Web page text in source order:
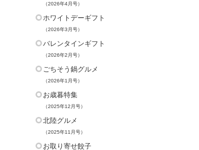
（2026年4月号）
ホワイトデーギフト
（2026年3月号）
バレンタインギフト
（2026年2月号）
ごちそう鍋グルメ
（2026年1月号）
お歳暮特集
（2025年12月号）
北陸グルメ
（2025年11月号）
お取り寄せ餃子